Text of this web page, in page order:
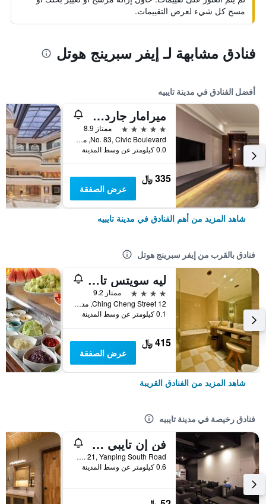
مسح كل شيء لعرض التقييمات.
فنادق مشابهة لـ إيفر سبرينج هوتل
أفضل الفنادق في مدينة تايبيه
ميرامار جاردن تابييه
5 نجوم
ممتاز 8.9
No. 83, Civic Boulevard, مدينة تايبيه, تايوان
0.0 كيلومتر عن وسط المدينة
335 ﷼
عرض الصفقة
شاهد المزيد من أهم الفنادق في مدينة تايبيه
فنادق بالقرب من إيفر سبرينج هوتل
ليه سويتس تايبيه تشينج تشينج
4 نجوم
ممتاز 9.2
12 Ching Cheng Street, مدينة تايبيه, تايوان
0.1 كيلومتر عن وسط المدينة
415 ﷼
عرض الصفقة
شاهد المزيد من الفنادق القريبة
فنادق رخيصة في مدينة تايبيه
فن إن تايبي هوستل
2F, No. 21, Yanping South Road, مدينة تايبيه, تايوان
0.6 كيلومتر عن وسط المدينة